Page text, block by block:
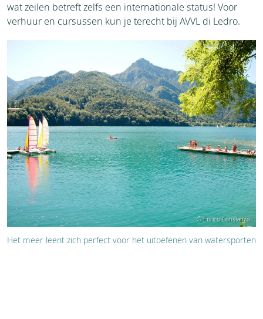
wat zeilen betreft zelfs een internationale status! Voor
verhuur en cursussen kun je terecht bij AVVL di Ledro.
© Enrico Constanzo
Het meer leent zich perfect voor het uitoefenen van watersporten